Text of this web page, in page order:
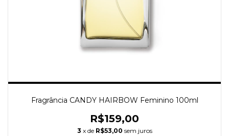
Fragrância CANDY HAIRBOW Feminino 100ml
R$159,00
3 x de R$53,00 sem juros